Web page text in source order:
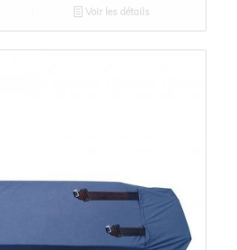
Voir les détails